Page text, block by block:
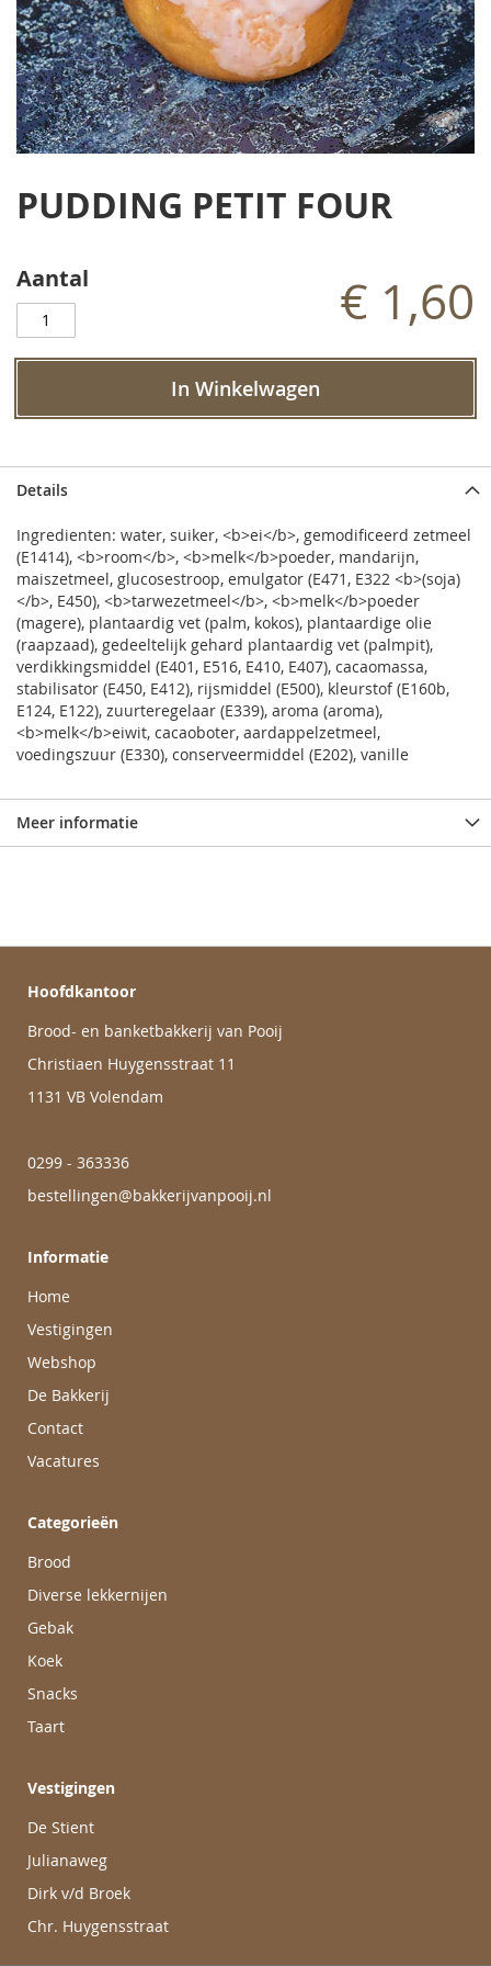
het
de
gallerij
PUDDING PETIT FOUR
Aantal € 1,60
In Winkelwagen
Details
Ingredienten: water, suiker, <b>ei</b>, gemodificeerd zetmeel
(E1414), <b>room</b>, <b>melk</b>poeder, mandarijn,
maiszetmeel, glucosestroop, emulgator (E471, E322 <b>(soja)
</b>, E450), <b>tarwezetmeel</b>, <b>melk</b>poeder
(magere), plantaardig vet (palm, kokos), plantaardige olie
(raapzaad), gedeeltelijk gehard plantaardig vet (palmpit),
verdikkingsmiddel (E401, E516, E410, E407), cacaomassa,
stabilisator (E450, E412), rijsmiddel (E500), kleurstof (E160b,
E124, E122), zuurteregelaar (E339), aroma (aroma),
<b>melk</b>eiwit, cacaoboter, aardappelzetmeel,
voedingszuur (E330), conserveermiddel (E202), vanille
Meer informatie
Hoofdkantoor
Brood- en banketbakkerij van Pooij
Christiaen Huygensstraat 11
1131 VB Volendam
0299 - 363336
bestellingen@bakkerijvanpooij.nl
Informatie
Home
Vestigingen
Webshop
De Bakkerij
Contact
Vacatures
Categorieën
Brood
Diverse lekkernijen
Gebak
Koek
Snacks
Taart
Vestigingen
De Stient
Julianaweg
Dirk v/d Broek
Chr. Huygensstraat